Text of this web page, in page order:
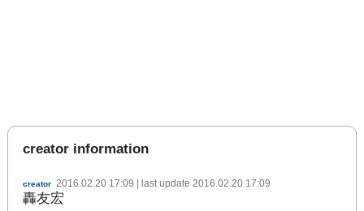
creator information
creator 2016.02.20 17:09 | last update 2016.02.20 17:09
轟友宏